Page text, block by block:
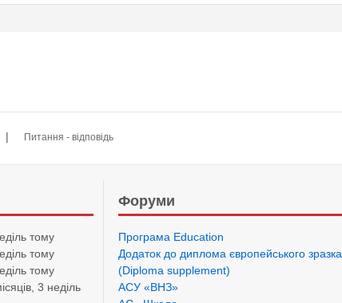
| Питання - відповідь
тому
тому
тому
3 неділь
Форуми
Програма Eduсation
Додаток до диплома європейського зразка
(Diploma supplement)
АСУ «ВНЗ»